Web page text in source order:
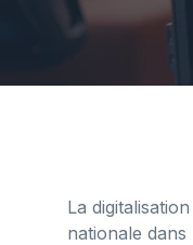
La
nationale dans